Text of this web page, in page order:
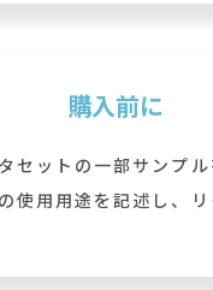
購入前に
セットの一部サンプ
使用用途を記述し、